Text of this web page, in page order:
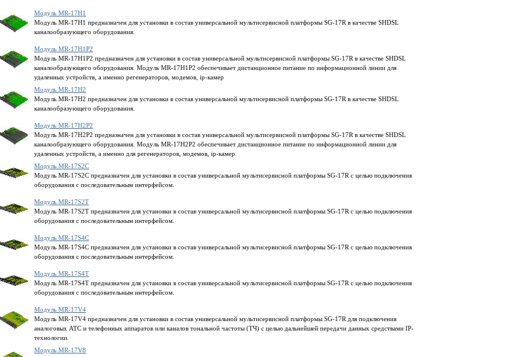
Модуль MR-17H1
Модуль MR-17H1 предназначен для установки в состав универсальной мультисервисной платформы SG-17R в качестве SHDSL
каналообразующего оборудования.
Модуль MR-17H1P2
Модуль MR-17H1P2 предназначен для установки в состав универсальной мультисервисной платформы SG-17R в качестве SHDSL
каналообразующего оборудования. Модуль MR-17H1P2 обеспечивает дистанционное питание по информационной линии для
удаленных устройств, а именно регенераторов, модемов, ip-камер
Модуль MR-17H2
Модуль MR-17H2 предназначен для установки в состав универсальной мультисервисной платформы SG-17R в качестве SHDSL
каналообразующего оборудования.
Модуль MR-17H2P2
Модуль MR-17H2P2 предназначен для установки в состав универсальной мультисервисной платформы SG-17R в качестве SHDSL
каналообразующего оборудования. Модуль MR-17H2P2 обеспечивает дистанционное питание по информационной линии для
удаленных устройств, а именно для регенераторов, модемов, ip-камер.
Модуль MR-17S2C
Модуль MR-17S2C предназначен для установки в состав универсальной мультисервисной платформы SG-17R с целью подключения
оборудования с последовательным интерфейсом.
Модуль MR-17S2T
Модуль MR-17S2T предназначен для установки в состав универсальной мультисервисной платформы SG-17R с целью подключения
оборудования с последовательным интерфейсом.
Модуль MR-17S4C
Модуль MR-17S4C предназначен для установки в состав универсальной мультисервисной платформы SG-17R с целью подключения
оборудования с последовательным интерфейсом.
Модуль MR-17S4T
Модуль MR-17S4T предназначен для установки в состав универсальной мультисервисной платформы SG-17R с целью подключения
оборудования с последовательным интерфейсом.
Модуль MR-17V4
Модуль MR-17V4 предназначен для установки в состав универсальной мультисервисной платформы SG-17R для подключения
аналоговых АТС и телефонных аппаратов или каналов тональной частоты (ТЧ) с целью дальнейшей передачи данных средствами IP-
технологии.
Модуль MR-17V8